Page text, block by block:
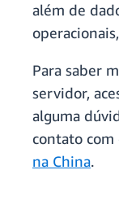
além de
Para saber
servidor,
alguma
contato com
na China.